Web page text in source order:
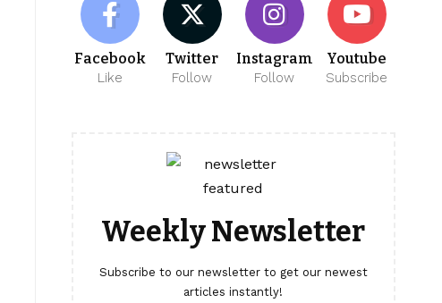
Facebook
Like
Twitter
Follow
Instagram
Follow
Youtube
Subscribe
Weekly Newsletter
Subscribe to our newsletter to get our newest
articles instantly!